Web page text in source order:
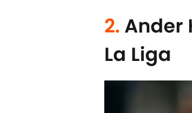
2. Ander
La Liga